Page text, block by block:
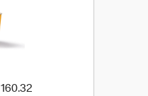
160.32 كيلو كالوري